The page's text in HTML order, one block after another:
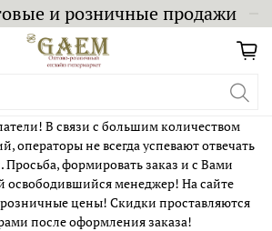
и розничные продажи
В связи с большим количеством
операторы не всегда успевают отвечать
формировать заказ и с Вами
освободившийся менеджер! На сайте
цены! Скидки проставляются
после оформления заказа!